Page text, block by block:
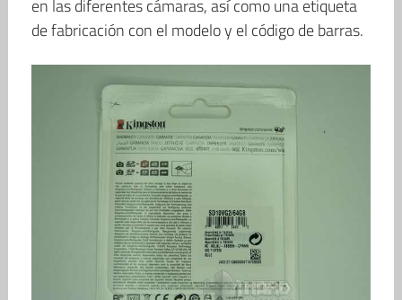
en las diferentes cámaras, así como una etiqueta
de fabricación con el modelo y el código de barras.